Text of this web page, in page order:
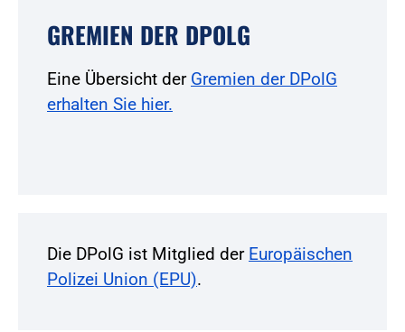
GREMIEN DER DPOLG
Eine Übersicht der Gremien der DPolG
erhalten Sie hier.
Die DPolG ist Mitglied der Europäischen
Polizei Union (EPU).